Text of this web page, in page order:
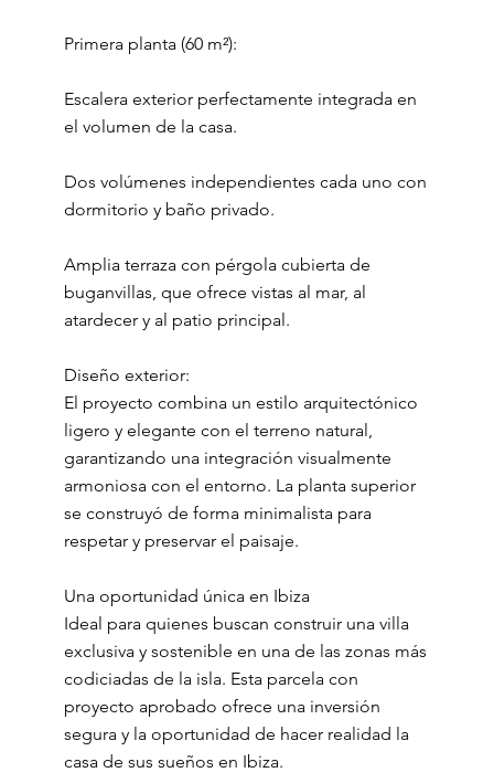
Primera planta (60 m²):
Escalera exterior perfectamente integrada en
el volumen de la casa.
Dos volúmenes independientes cada uno con
dormitorio y baño privado.
Amplia terraza con pérgola cubierta de
buganvillas, que ofrece vistas al mar, al
atardecer y al patio principal.
Diseño exterior:
El proyecto combina un estilo arquitectónico
ligero y elegante con el terreno natural,
garantizando una integración visualmente
armoniosa con el entorno. La planta superior
se construyó de forma minimalista para
respetar y preservar el paisaje.
Una oportunidad única en Ibiza
Ideal para quienes buscan construir una villa
exclusiva y sostenible en una de las zonas más
codiciadas de la isla. Esta parcela con
proyecto aprobado ofrece una inversión
segura y la oportunidad de hacer realidad la
casa de sus sueños en Ibiza.